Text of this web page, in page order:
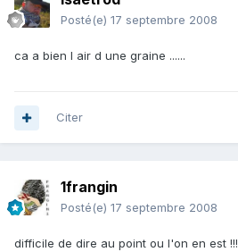
Posté(e) 17 septembre 2008
ca a bien l air d une graine ......
Citer
1frangin
Posté(e) 17 septembre 2008
difficile de dire au point ou l'on en est !!!